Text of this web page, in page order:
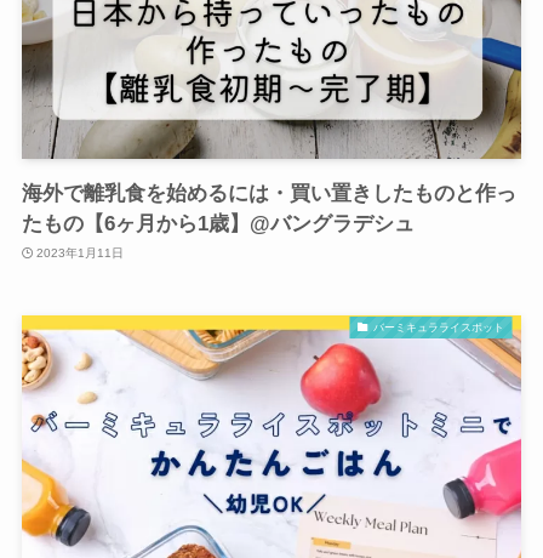
海外で離乳食を始めるには・買い置きしたものと作っ
たもの【6ヶ月から1歳】@バングラデシュ
2023年1月11日
バーミキュラライスポット